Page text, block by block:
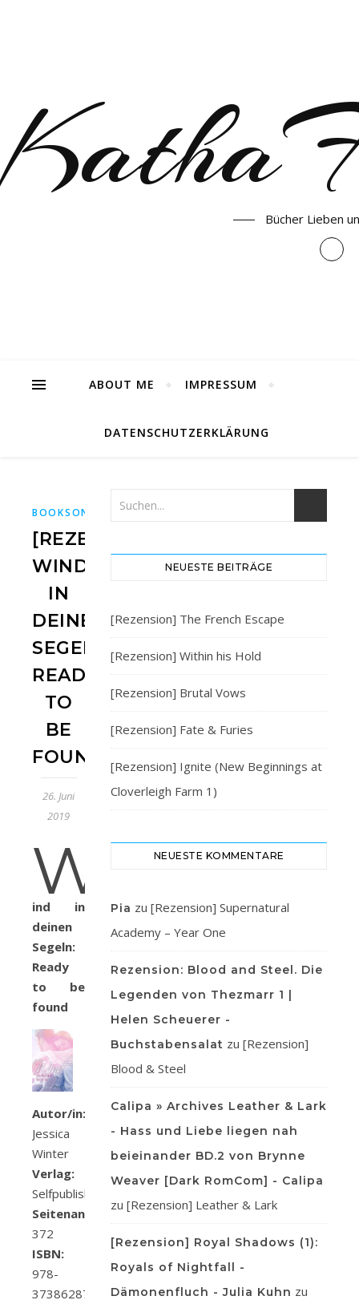
Bücher Lieben
ABOUT ME IMPRESSUM
DATENSCHUTZERKLÄRUNG
BOOKSONDEMAND,BUCH
[REZENSION]
WIND
IN
DEINEN
SEGELN:
READY
TO
BE
FOUND
26. Juni
2019
W
ind in
deinen
Segeln:
Ready
to be
found
Autor/in:
Jessica
Winter
Verlag:
Selfpublishing
Seitenanzahl:
372
ISBN:
978-
3738628746
NEUESTE BEITRÄGE
[Rezension] The French Escape
[Rezension] Within his Hold
[Rezension] Brutal Vows
[Rezension] Fate & Furies
[Rezension] Ignite (New Beginnings at
Cloverleigh Farm 1)
NEUESTE KOMMENTARE
Pia zu [Rezension] Supernatural
Academy – Year One
Rezension: Blood and Steel. Die
Legenden von Thezmarr 1 |
Helen Scheuerer -
Buchstabensalat zu [Rezension]
Blood & Steel
Calipa » Archives Leather & Lark
- Hass und Liebe liegen nah
beieinander BD.2 von Brynne
Weaver [Dark RomCom] - Calipa
zu [Rezension] Leather & Lark
[Rezension] Royal Shadows (1):
Royals of Nightfall -
Dämonenfluch - Julia Kuhn zu